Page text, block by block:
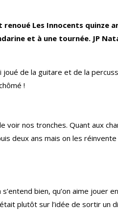
Les Innocents quinze
et à une tournée. JP
de la guitare et de la
!
voir nos tronches. Quant aux
deux ans mais on les
bien, qu’on aime jouer
plutôt sur l’idée de sortir un